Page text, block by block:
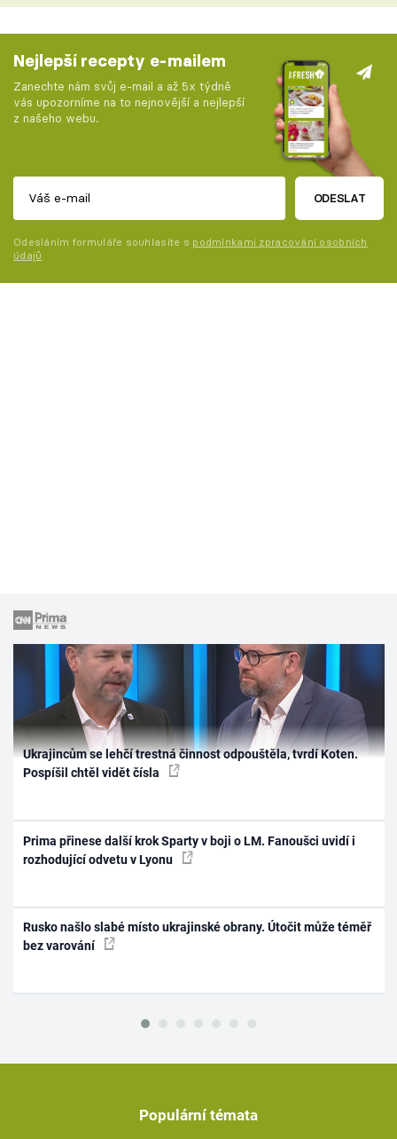
Nejlepší recepty e-mailem
Zanechte nám svůj e-mail a až 5x týdně
vás upozorníme na to nejnovější a nejlepší
z našeho webu.
ODESLAT
Odesláním formuláře souhlasíte s podmínkami zpracování osobních
údajů
Ukrajincům se lehčí trestná činnost odpouštěla, tvrdí Koten.
Pospíšil chtěl vidět čísla
Prima přinese další krok Sparty v boji o LM. Fanoušci uvidí i
rozhodující odvetu v Lyonu
Rusko našlo slabé místo ukrajinské obrany. Útočit může téměř
bez varování
Populární témata